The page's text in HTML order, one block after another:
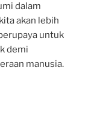
dalam
akan lebih
untuk
demi
manusia.